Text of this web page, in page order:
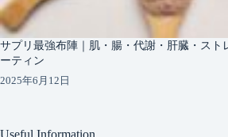
サプリ最強布陣｜肌・腸・代謝・肝臓・スト
ーティン
2025年6月12日